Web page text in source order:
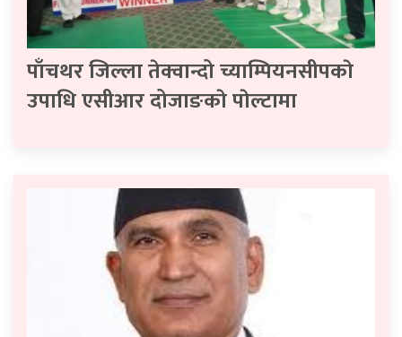
पाँचथर जिल्ला तेक्वान्दो च्याम्पियनसीपकाे
उपाधि एसीआर दोजाङकाे पाेल्टामा